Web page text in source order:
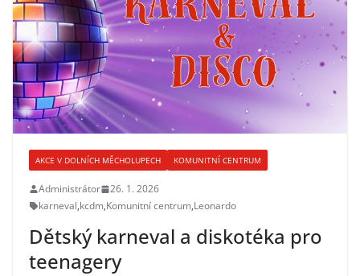
AKCE V DOLNÍCH MĚCHOLUPECH KOMUNITNÍ CENTRUM
Administrátor
26. 1. 2026
karneval,kcdm,Komunitní centrum,Leonardo
Dětský karneval a diskotéka pro
teenagery